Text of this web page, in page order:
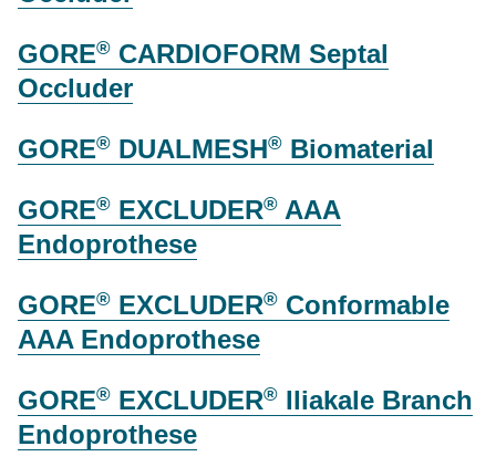
GORE® CARDIOFORM Septal
Occluder
GORE® DUALMESH® Biomaterial
GORE® EXCLUDER® AAA
Endoprothese
GORE® EXCLUDER® Conformable
AAA Endoprothese
GORE® EXCLUDER® Iliakale Branch
Endoprothese